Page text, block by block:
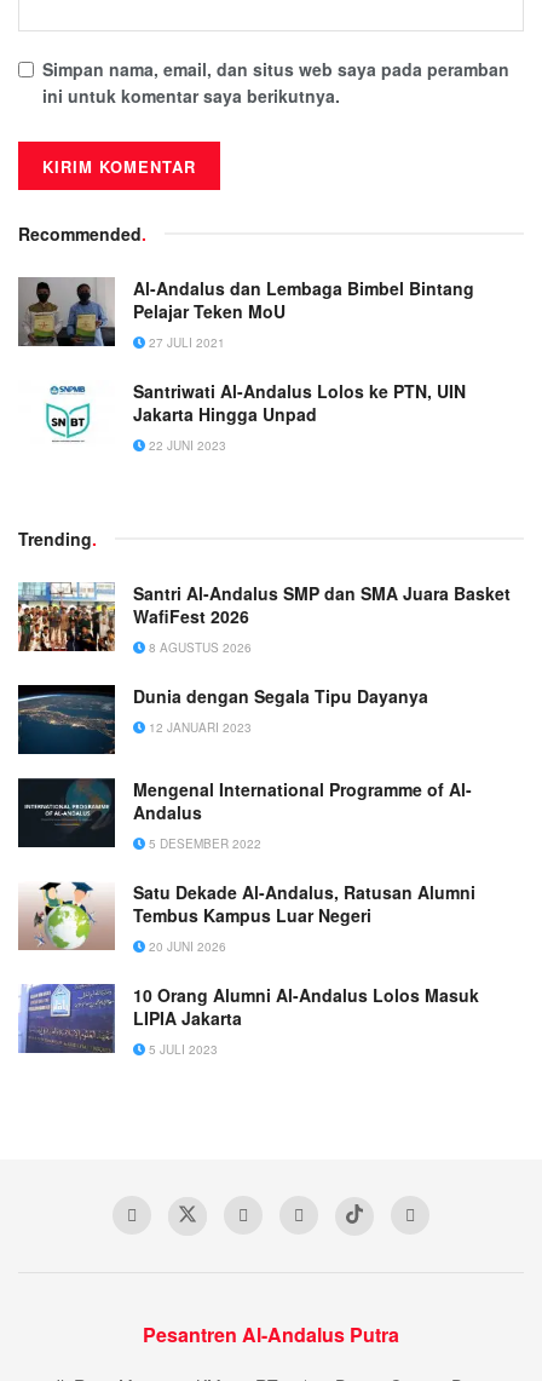
Simpan nama, email, dan situs web saya pada peramban
ini untuk komentar saya berikutnya.
Recommended.
Al-Andalus dan Lembaga Bimbel Bintang
Pelajar Teken MoU
27 JULI 2021
Santriwati Al-Andalus Lolos ke PTN, UIN
Jakarta Hingga Unpad
22 JUNI 2023
Trending.
Santri Al-Andalus SMP dan SMA Juara Basket
WafiFest 2026
8 AGUSTUS 2026
Dunia dengan Segala Tipu Dayanya
12 JANUARI 2023
Mengenal International Programme of Al-
Andalus
5 DESEMBER 2022
Satu Dekade Al-Andalus, Ratusan Alumni
Tembus Kampus Luar Negeri
20 JUNI 2026
10 Orang Alumni Al-Andalus Lolos Masuk
LIPIA Jakarta
5 JULI 2023
Pesantren Al-Andalus Putra